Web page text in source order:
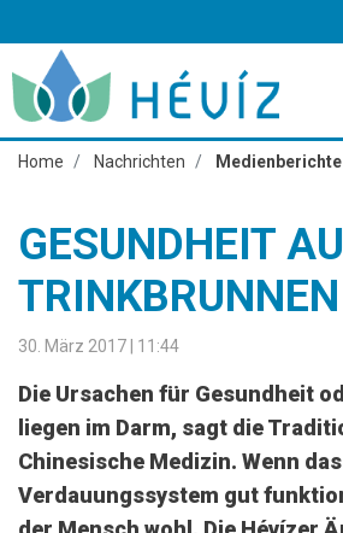
Home Nachrichten Medienberichte
GESUNDHEIT
TRINKBRUNNEN
30. März 2017 | 11:44
Die Ursachen für Gesundheit
liegen im Darm, sagt die
Chinesische Medizin. Wenn das
Verdauungssystem gut